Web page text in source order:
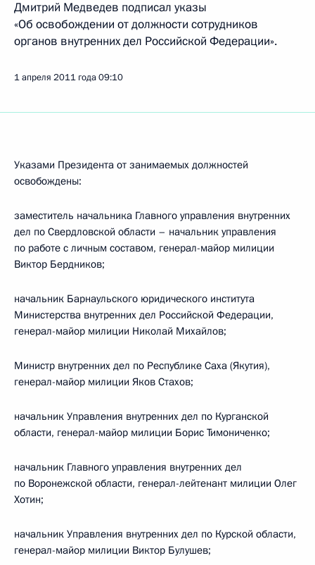
Дмитрий Медведев подписал указы
«Об освобождении от должности сотрудников
органов внутренних дел Российской Федерации».
1 апреля 2011 года09:10
Указами Президента от занимаемых должностей
освобождены:
заместитель начальника Главного управления внутренних
дел по Свердловской области – начальник управления
по работе с личным составом, генерал-майор милиции
Виктор Бердников;
начальник Барнаульского юридического института
Министерства внутренних дел Российской Федерации,
генерал-майор милиции Николай Михайлов;
Министр внутренних дел по Республике Саха (Якутия),
генерал-майор милиции Яков Стахов;
начальник Управления внутренних дел по Курганской
области, генерал-майор милиции Борис Тимониченко;
начальник Главного управления внутренних дел
по Воронежской области, генерал-лейтенант милиции Олег
Хотин;
начальник Управления внутренних дел по Курской области,
генерал-майор милиции Виктор Булушев;